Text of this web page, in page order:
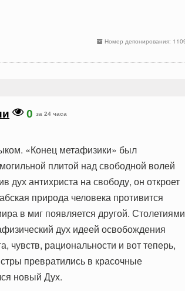
Номер депонирования:
0 за 24 часа
«Конец метафизики» был
плитой над свободной волей
дух антихриста на свободу, он откроет
природа человека противится
в миг появляется другой. Столетиями
дух идеей освобождения
чувств, рациональности и вот теперь,
превратились в красочные
новый Дух.